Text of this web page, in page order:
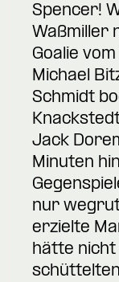
Spencer!
Waßmiller
Goalie
Michael
Schmidt
Jack
Minuten
nur
erzielte
hätte nicht